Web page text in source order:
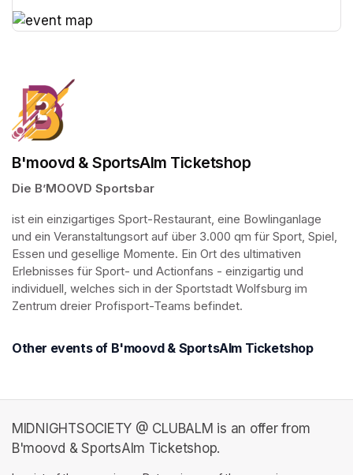
B'moovd & SportsAlm Ticketshop
Die B’MOOVD Sportsbar
ist ein einzigartiges Sport-Restaurant, eine Bowlinganlage
und ein Veranstaltungsort auf über 3.000 qm für Sport, Spiel,
Essen und gesellige Momente. Ein Ort des ultimativen
Erlebnisses für Sport- und Actionfans - einzigartig und
individuell, welches sich in der Sportstadt Wolfsburg im
Zentrum dreier Profisport-Teams befindet.
Other events of B'moovd & SportsAlm Ticketshop
MIDNIGHTSOCIETY @ CLUBALM is an offer from
B'moovd & SportsAlm Ticketshop.